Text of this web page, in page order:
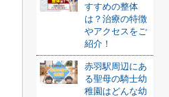
すすめの整体
は？治療の特徴
やアクセスをご
紹介！
赤羽駅周辺にあ
る聖母の騎士幼
稚園はどんな幼